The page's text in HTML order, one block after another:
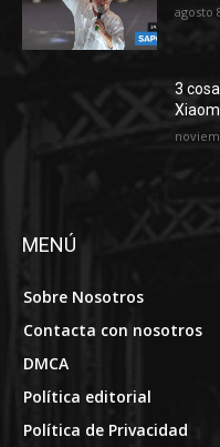
agosto
3
MENÚ
Sobre Nosotros
Contacta con nosotros
DMCA
Política editorial
Política de Privacidad